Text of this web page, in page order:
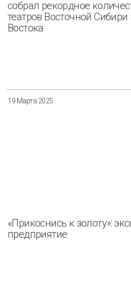
собрал рекордное
театров Восточной
Востока
19 Марта 2025
«Прикоснись к золоту»:
предприятие